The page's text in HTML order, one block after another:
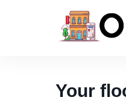
Your